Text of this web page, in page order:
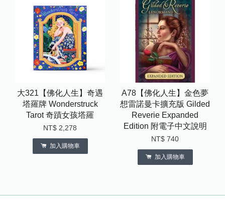
大321【佛化人生】奇遇
塔羅牌 Wonderstruck
Tarot 奇蹟女孩塔羅
NT$ 2,278
加入購物車
A78【佛化人生】金色夢
想雷諾曼卡擴充版 Gilded
Reverie Expanded
Edition 附電子中文說明
NT$ 740
加入購物車